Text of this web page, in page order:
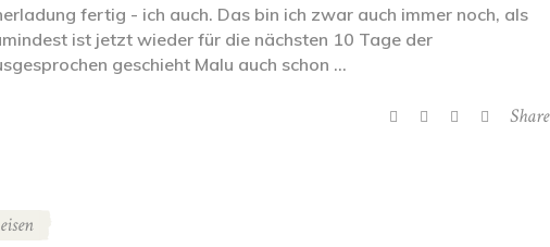
fertig - ich auch. Das bin ich zwar auch immer noch, als
ist jetzt wieder für die nächsten 10 Tage der
geschieht Malu auch schon
Share